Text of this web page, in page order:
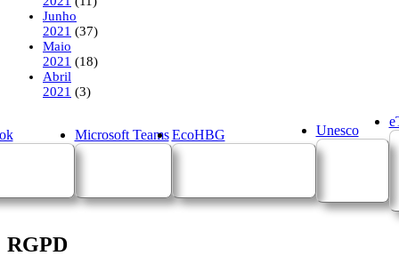
Junho
2021 (37)
Maio
2021 (18)
Abril
2021 (3)
Microsoft Teams EcoHBG Unesco
RGPD